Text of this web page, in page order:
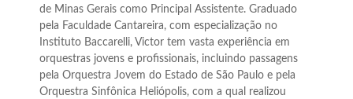
de Minas Gerais como Principal Assistente. Graduado
pela Faculdade Cantareira, com especialização no
Instituto Baccarelli, Victor tem vasta experiência em
orquestras jovens e profissionais, incluindo passagens
pela Orquestra Jovem do Estado de São Paulo e pela
Orquestra Sinfônica Heliópolis, com a qual realizou